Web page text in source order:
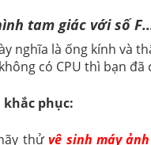
tam giác với số
nghĩa là ống kính và
có CPU thì bạn
khắc phục:
thửvệ sinh máy ảnh